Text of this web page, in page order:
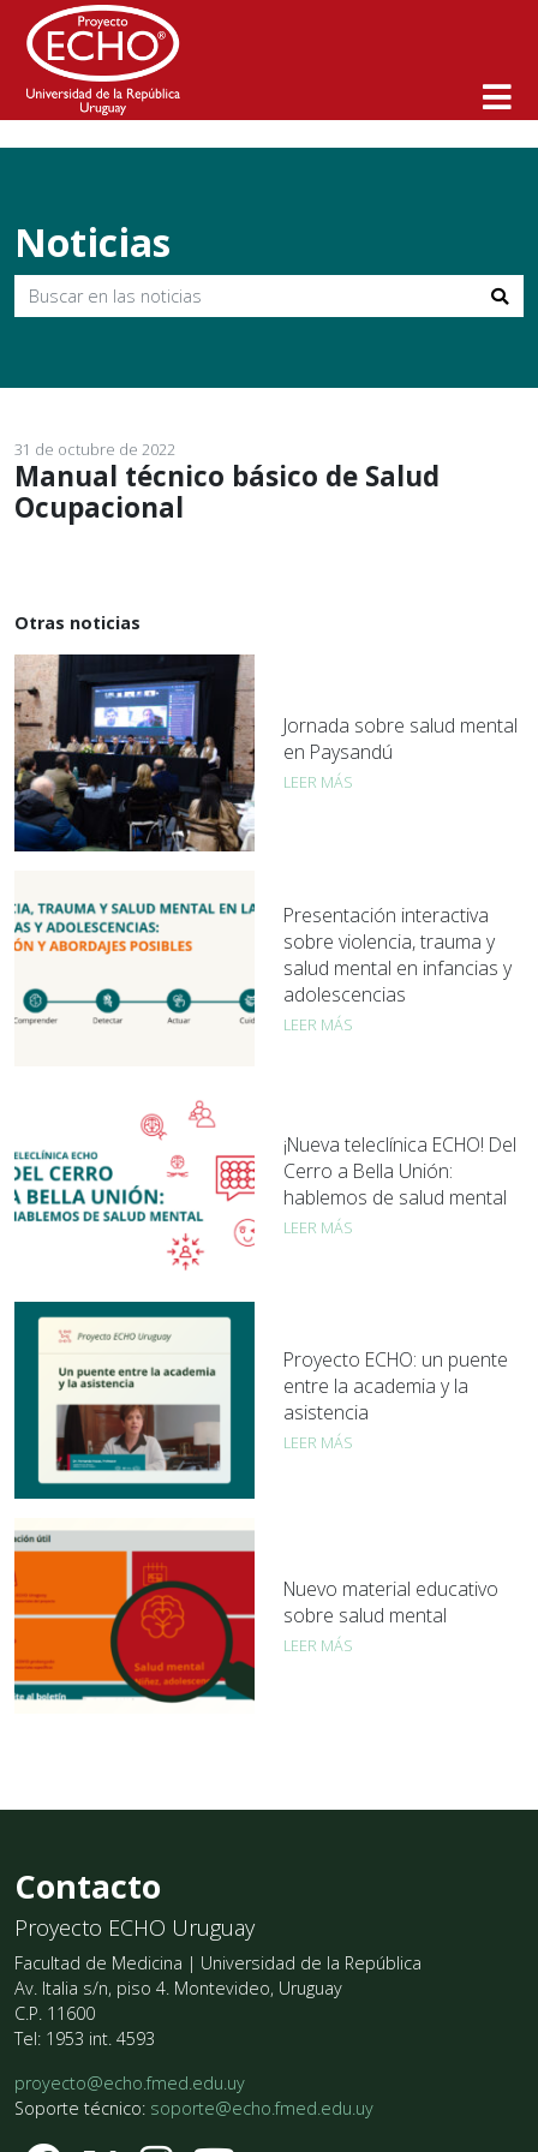
Inicio>Noticias>Manual técnico básico de Salud Ocupacional
Noticias
31 de octubre de 2022
Manual técnico básico de Salud
Ocupacional
Otras noticias
Jornada sobre salud mental
en Paysandú
LEER MÁS
Presentación interactiva
sobre violencia, trauma y
salud mental en infancias y
adolescencias
LEER MÁS
¡Nueva teleclínica ECHO! Del
Cerro a Bella Unión:
hablemos de salud mental
LEER MÁS
Proyecto ECHO: un puente
entre la academia y la
asistencia
LEER MÁS
Nuevo material educativo
sobre salud mental
LEER MÁS
Contacto
Proyecto ECHO Uruguay
Facultad de Medicina | Universidad de la República
Av. Italia s/n, piso 4. Montevideo, Uruguay
C.P. 11600
Tel: 1953 int. 4593
proyecto@echo.fmed.edu.uy
Soporte técnico: soporte@echo.fmed.edu.uy